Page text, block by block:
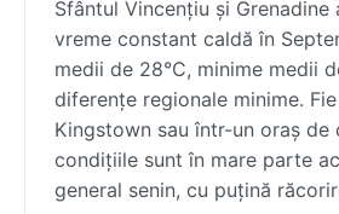
Sfântul Vincențiu și
vreme constant caldă în
medii de 28°C, minime medii
diferențe regionale minime.
Kingstown sau într-un oraș de
condițiile sunt în mare parte
general senin, cu puțină